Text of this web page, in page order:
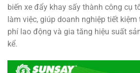
biến xe đẩy khay sấy thành công cụ
làm việc, giúp doanh nghiệp tiết
phí lao động và gia tăng hiệu suất
kể.